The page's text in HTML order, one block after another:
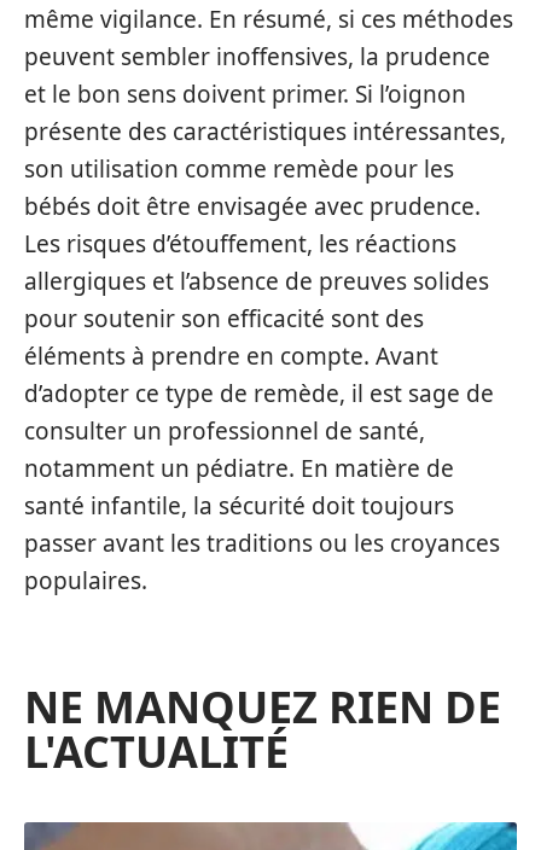
même vigilance. En résumé, si ces méthodes
peuvent sembler inoffensives, la prudence
et le bon sens doivent primer. Si l’oignon
présente des caractéristiques intéressantes,
son utilisation comme remède pour les
bébés doit être envisagée avec prudence.
Les risques d’étouffement, les réactions
allergiques et l’absence de preuves solides
pour soutenir son efficacité sont des
éléments à prendre en compte. Avant
d’adopter ce type de remède, il est sage de
consulter un professionnel de santé,
notamment un pédiatre. En matière de
santé infantile, la sécurité doit toujours
passer avant les traditions ou les croyances
populaires.
NE MANQUEZ RIEN DE
L'ACTUALITÉ